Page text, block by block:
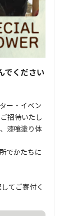
でください
ー・イベン
招待いたし
漆喰塗り体
でかたちに
てご寄付く